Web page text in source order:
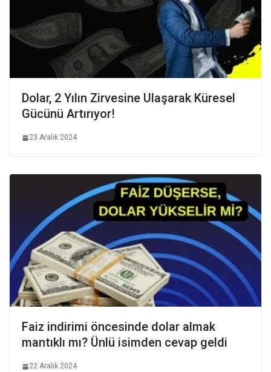
Dolar, 2 Yılın Zirvesine Ulaşarak Küresel
Gücünü Artırıyor!
23 Aralık 2024
Faiz indirimi öncesinde dolar almak
mantıklı mı? Ünlü isimden cevap geldi
22 Aralık 2024